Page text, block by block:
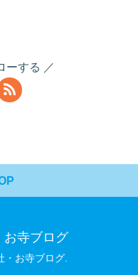
ーする
お寺ブログ
お寺ブログ.